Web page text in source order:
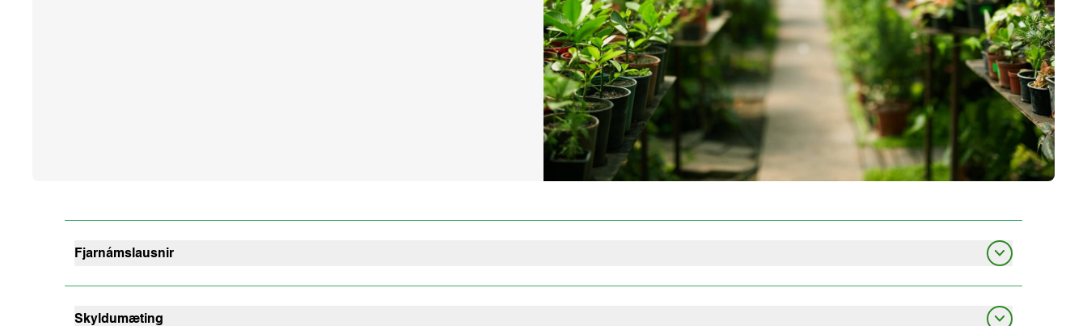
Fjarnámslausnir
fyrirlestrum í staðarnámi. Nemendur með fjarnámslausnir geta hlustað á þessar upptökur í gegnum kennslukerfi LbhÍ. Fjarnemarnir geta hlustað á upptökurnar
þegar þeim hentar – og oft á þá sömu ef því er að skipta. Þeir sem nýta fjarnámslausnir vinna sömu verkefni og staðarnemar.
Skyldumæting